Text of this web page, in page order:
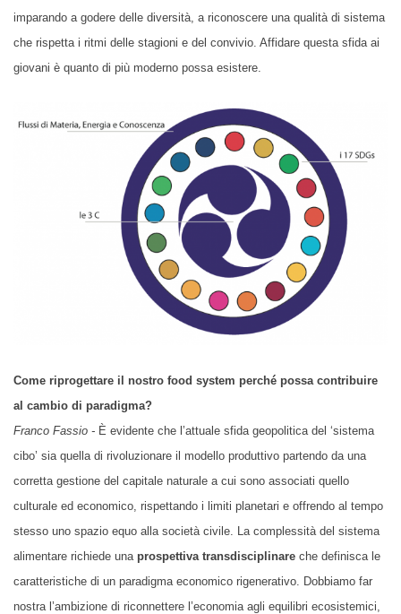
imparando a godere delle diversità, a riconoscere una qualità di sistema
che rispetta i ritmi delle stagioni e del convivio. Affidare questa sfida ai
giovani è quanto di più moderno possa esistere.
Come riprogettare il nostro food system perché possa contribuire
al cambio di paradigma?
Franco Fassio - È evidente che l’attuale sfida geopolitica del ‘sistema
cibo’ sia quella di rivoluzionare il modello produttivo partendo da una
corretta gestione del capitale naturale a cui sono associati quello
culturale ed economico, rispettando i limiti planetari e offrendo al tempo
stesso uno spazio equo alla società civile. La complessità del sistema
alimentare richiede una prospettiva transdisciplinare che definisca le
caratteristiche di un paradigma economico rigenerativo. Dobbiamo far
nostra l’ambizione di riconnettere l’economia agli equilibri ecosistemici,